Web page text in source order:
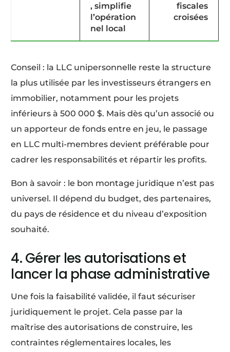
, simplifie
l’opération
nel local
fiscales
croisées
Conseil : la LLC unipersonnelle reste la structure
la plus utilisée par les investisseurs étrangers en
immobilier, notamment pour les projets
inférieurs à 500 000 $. Mais dès qu’un associé ou
un apporteur de fonds entre en jeu, le passage
en LLC multi-membres devient préférable pour
cadrer les responsabilités et répartir les profits.
Bon à savoir : le bon montage juridique n’est pas
universel. Il dépend du budget, des partenaires,
du pays de résidence et du niveau d’exposition
souhaité.
4. Gérer les autorisations et
lancer la phase administrative
Une fois la faisabilité validée, il faut sécuriser
juridiquement le projet. Cela passe par la
maîtrise des autorisations de construire, les
contraintes réglementaires locales, les